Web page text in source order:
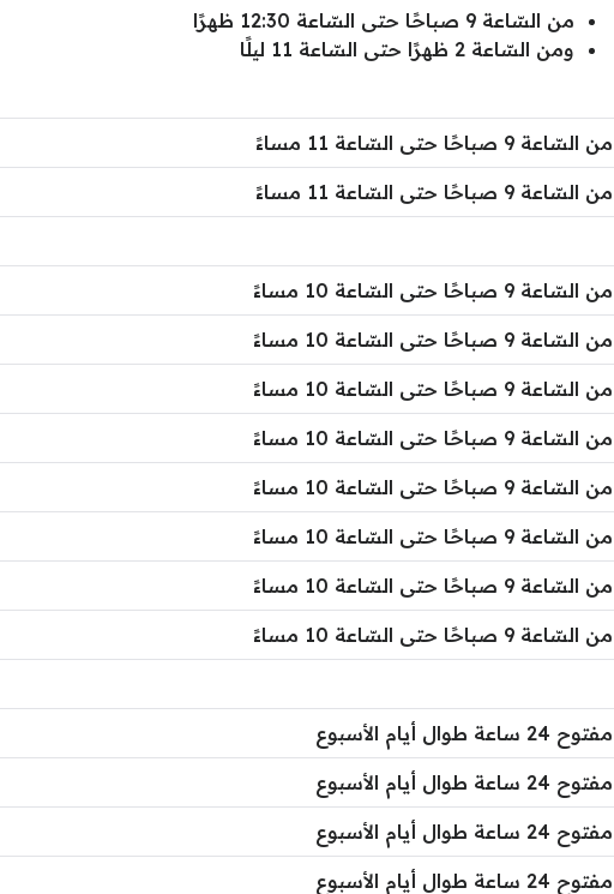
من السّاعة 9 صباحًا حتى السّاعة 12:30 ظهرًا
ومن السّاعة 2 ظهرًا حتى السّاعة 11 ليلًا
من السّاعة 9 صباحًا حتى السّاعة 11 مساءً
من السّاعة 9 صباحًا حتى السّاعة 11 مساءً
من السّاعة 9 صباحًا حتى السّاعة 10 مساءً
من السّاعة 9 صباحًا حتى السّاعة 10 مساءً
من السّاعة 9 صباحًا حتى السّاعة 10 مساءً
من السّاعة 9 صباحًا حتى السّاعة 10 مساءً
من السّاعة 9 صباحًا حتى السّاعة 10 مساءً
من السّاعة 9 صباحًا حتى السّاعة 10 مساءً
من السّاعة 9 صباحًا حتى السّاعة 10 مساءً
من السّاعة 9 صباحًا حتى السّاعة 10 مساءً
مفتوح 24 ساعة طوال أيام الأسبوع
مفتوح 24 ساعة طوال أيام الأسبوع
مفتوح 24 ساعة طوال أيام الأسبوع
مفتوح 24 ساعة طوال أيام الأسبوع